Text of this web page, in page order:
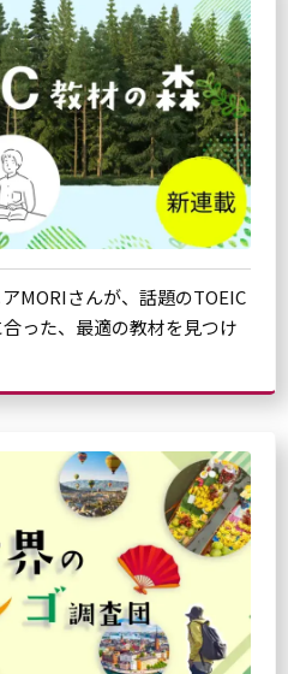
MORIさんが、話題のTOEIC
った、最適の教材を見つけ